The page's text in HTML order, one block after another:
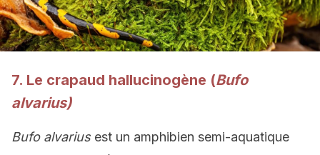
7. Le crapaud hallucinogène (Bufo
alvarius)
Bufo alvariusest un amphibien semi-aquatique